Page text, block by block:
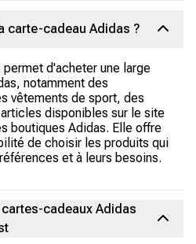
carte-cadeau Adidas ?
d'acheter une large
notamment des
vêtements de sport, des
disponibles sur le site
boutiques Adidas. Elle offre
de choisir les produits qui
et à leurs besoins.
cadeaux Adidas